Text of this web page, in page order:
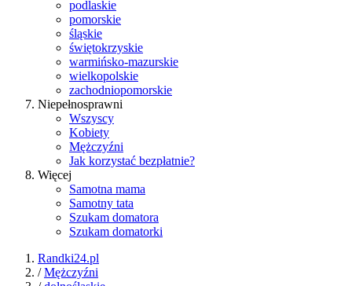
podlaskie
pomorskie
śląskie
świętokrzyskie
warmińsko-mazurskie
wielkopolskie
zachodniopomorskie
Niepełnosprawni
Wszyscy
Kobiety
Mężczyźni
Jak korzystać bezpłatnie?
Więcej
Samotna mama
Samotny tata
Szukam domatora
Szukam domatorki
Randki24.pl
/Mężczyźni